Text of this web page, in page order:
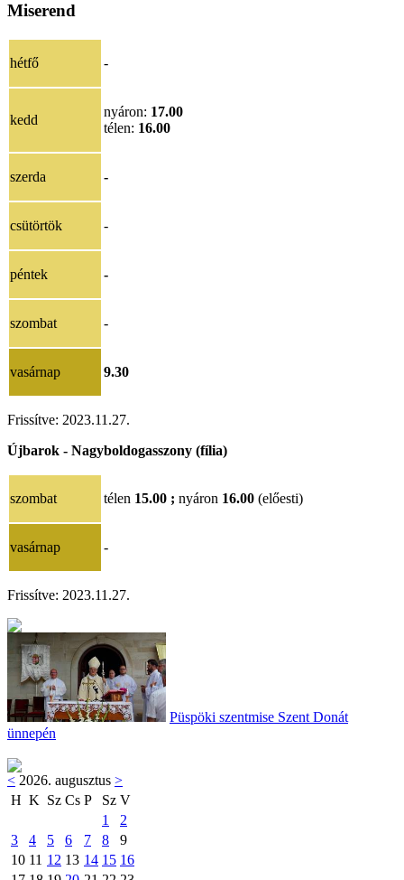
Miserend
hétfő -
kedd
nyáron: 17.00
télen: 16.00
szerda -
csütörtök -
péntek -
szombat -
vasárnap 9.30
Frissítve: 2023.11.27.
Újbarok - Nagyboldogasszony (fília)
szombat télen 15.00 ; nyáron 16.00 (előesti)
vasárnap -
Frissítve: 2023.11.27.
Püspöki szentmise Szent Donát
ünnepén
< 2026. augusztus >
H K Sz Cs P Sz V
1
2
3
4 5 6 7 8
9
10 11 12 13 14 15 16